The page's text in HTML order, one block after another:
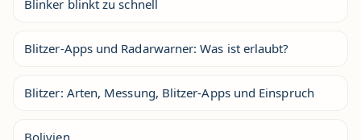
Blinker blinkt zu schnell
Blitzer-Apps und Radarwarner: Was ist erlaubt?
Blitzer: Arten, Messung, Blitzer-Apps und Einspruch